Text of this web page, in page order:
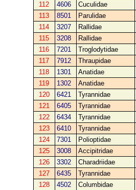
112
4606 Cuculidae
113
8501 Parulidae
114
3207 Rallidae
115
3208 Rallidae
116
7201 Troglodytidae
117
7912 Thraupidae
118
1301 Anatidae
119
1302 Anatidae
120
6421 Tyrannidae
121
6405 Tyrannidae
122
6434 Tyrannidae
123
6410 Tyrannidae
124
7301 Polioptidae
125
3008 Accipitridae
126
3302 Charadriidae
127
6435 Tyrannidae
128
4502 Columbidae